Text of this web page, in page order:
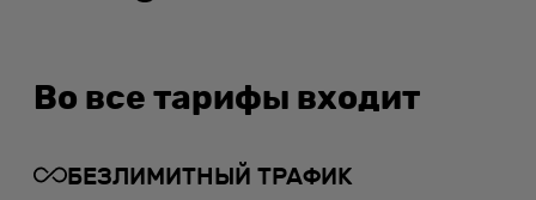
Во все тарифы входит
БЕЗЛИМИТНЫЙ ТРАФИК